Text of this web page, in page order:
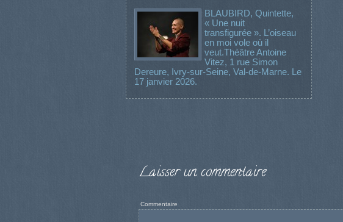
BLAUBIRD, Quintette,
« Une nuit
transfigurée ». L’oiseau
en moi vole où il
veut.Théâtre Antoine
Vitez, 1 rue Simon
Dereure, Ivry-sur-Seine, Val-de-Marne. Le
17 janvier 2026.
Laisser un commentaire
Commentaire